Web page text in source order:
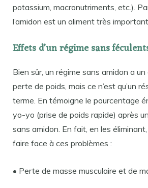
potassium, macronutriments, etc.).
l’amidon est un aliment très
Effets d’un régime sans
Bien sûr, un régime sans amidon a
perte de poids, mais ce n’est qu’un
terme. En témoigne le pourcentage
yo-yo (prise de poids rapide) après
sans amidon. En fait, en les
faire face à ces problèmes :
• Perte de masse musculaire et de